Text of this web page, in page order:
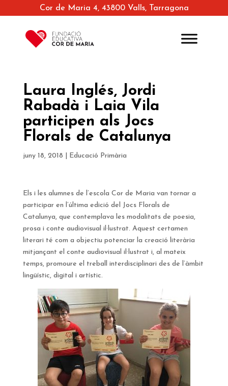
Cor de Maria 4, 43800 Valls, Tarragona
Laura Inglés, Jordi
Rabadà i Laia Vila
participen als Jocs
Florals de Catalunya
juny 18, 2018 Educació Primària
Els i les alumnes de l’escola Cor de Maria van tornar a
participar en l’última edició del Jocs Florals de
Catalunya, que contemplava les modalitats de poesia,
prosa i conte audiovisual il·lustrat. Aquest certamen
literari té com a objectiu potenciar la creació literària
mitjançant el conte audiovisual il·lustrat i, al mateix
temps, promoure el treball interdisciplinari des de l’àmbit
lingüístic, digital i artístic.